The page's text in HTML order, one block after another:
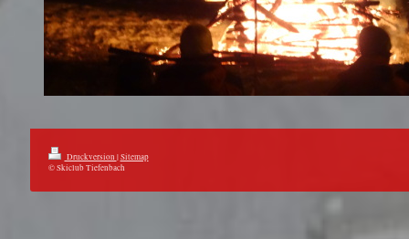
Druckversion |Sitemap
© Skiclub Tiefenbach